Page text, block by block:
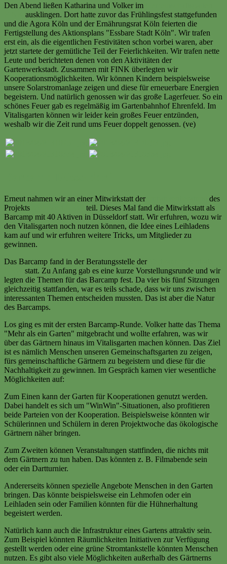
Den Abend ließen Katharina und Volker im
ausklingen. Dort hatte zuvor das Frühlingsfest stattgefunden
und die Agora Köln und der Ernährungsrat Köln feierten die
Fertigstellung des Aktionsplans "Essbare Stadt Köln". Wir trafen
erst ein, als die eigentlichen Festivitäten schon vorbei waren, aber
jetzt startete der gemütliche Teil der Feierlichkeiten. Wir trafen nette
Leute und berichteten denen von den Aktivitäten der
Gartenwerkstadt. Zusammen mit FINK überlegten wir
Kooperationsmöglichkeiten. Wir können Kindern beispielsweise
unsere Solarstromanlage zeigen und diese für erneuerbare Energien
begeistern. Und natürlich genossen wir das große Lagerfeuer. So ein
schönes Feuer gab es regelmäßig im Gartenbahnhof Ehrenfeld. Im
Vitalisgarten können wir leider kein großes Feuer entzünden,
weshalb wir die Zeit rund ums Feuer doppelt genossen. (ve)
Erneut nahmen wir an einer Mitwirkstatt der
des
Projekts
teil. Dieses Mal fand die Mitwirkstatt als
Barcamp mit 40 Aktiven in Düsseldorf statt. Wir erfuhren, wozu wir
den Vitalisgarten noch nutzen können, die Idee eines Leihladens
kam auf und wir erfuhren weitere Tricks, um Mitglieder zu
gewinnen.
Das Barcamp fand in der Beratungsstelle der
statt. Zu Anfang gab es eine kurze Vorstellungsrunde und wir
legten die Themen für das Barcamp fest. Da vier bis fünf Sitzungen
gleichzeitig stattfanden, war es teils schade, dass wir uns zwischen
interessanten Themen entscheiden mussten. Das ist aber die Natur
des Barcamps.
Los ging es mit der ersten Barcamp-Runde. Volker hatte das Thema
"Mehr als ein Garten" mitgebracht und wollte erfahren, was wir
über das Gärtnern hinaus im Vitalisgarten machen können. Das Ziel
ist es nämlich Menschen unseren Gemeinschaftsgarten zu zeigen,
fürs gemeinschaftliche Gärtnern zu begeistern und diese für die
Nachhaltigkeit zu gewinnen. Im Gespräch kamen vier wesentliche
Möglichkeiten auf:
Zum Einen kann der Garten für Kooperationen genutzt werden.
Dabei handelt es sich um "WinWin"-Situationen, also profitieren
beide Parteien von der Kooperation. Beispielsweise könnten wir
Schülerinnen und Schülern in deren Projektwoche das ökologische
Gärtnern näher bringen.
Zum Zweiten können Veranstaltungen stattfinden, die nichts mit
dem Gärtnern zu tun haben. Das könnten z. B. Filmabende sein
oder ein Dartturnier.
Andererseits können spezielle Angebote Menschen in den Garten
bringen. Das könnte beispielsweise ein Lehmofen oder ein
Leihladen sein oder Familien könnten für die Hühnerhaltung
begeistert werden.
Natürlich kann auch die Infrastruktur eines Gartens attraktiv sein.
Zum Beispiel könnten Räumlichkeiten Initiativen zur Verfügung
gestellt werden oder eine grüne Stromtankstelle könnten Menschen
nutzen. Es gibt also viele Möglichkeiten außerhalb des Gärtnerns